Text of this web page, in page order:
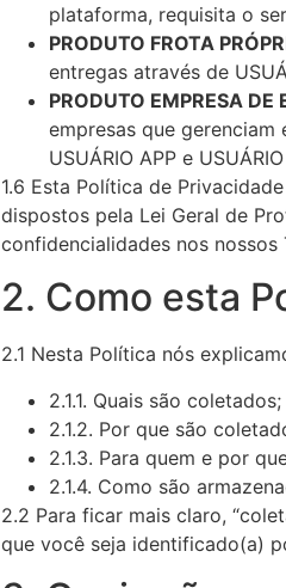
plataforma, requisita o
PRODUTO FROTA
entregas através de
PRODUTO EMPRESA DE
empresas que gerenciam
USUÁRIO APP e
1.6 Esta Política de
dispostos pela Lei Geral de
confidencialidades nos nossos
2. Como esta
2.1 Nesta Política nós
2.1.1. Quais são coletados;
2.1.2. Por que são
2.1.3. Para quem e por
2.1.4. Como são
2.2 Para ficar mais claro,
que você seja identificado(a)